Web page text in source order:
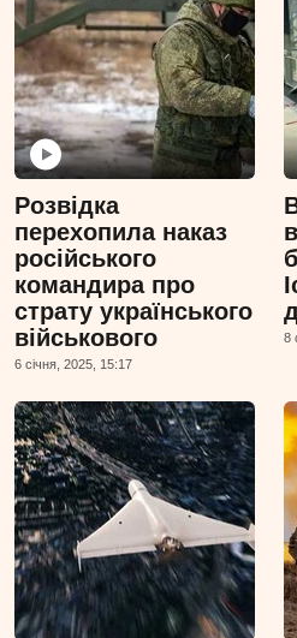
Розвідка
перехопила наказ
російського
командира про
страту українського
військового
6 сiчня, 2025, 15:17
8